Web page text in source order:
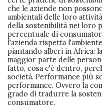
che le aziende non
ambientali delle loro
della sostenibilità nei loro
percentuale di
l'azienda rispetta
piantando alberi in Africa:
maggior parte delle
fatto, cosa c'è dentro,
società. Performance più
performance. Ovvero la
grado di tradurre la
consumatore.